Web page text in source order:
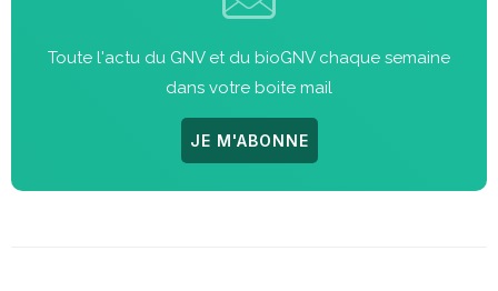
Toute l'actu du GNV et du bioGNV chaque semaine
dans votre boite mail
JE M'ABONNE